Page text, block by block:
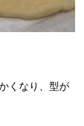
くなり、型が